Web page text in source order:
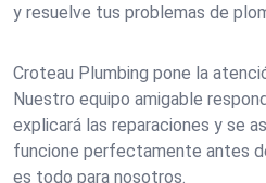
y resuelve tus problemas de
Croteau Plumbing pone la
Nuestro equipo amigable
explicará las reparaciones y se
funcione perfectamente antes
es todo para nosotros.